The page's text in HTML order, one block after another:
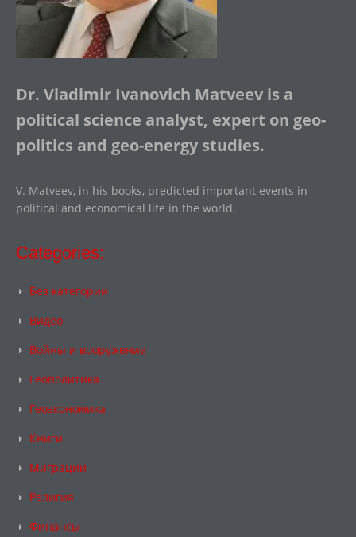
Dr. Vladimir Ivanovich Matveev is a
political science analyst, expert on geo-
politics and geo-energy studies.
V. Matveev, in his books, predicted important events in
political and economical life in the world.
Categories:
Без категории
Видео
Войны и вооружение
Геополитика
Геоэкономика
Книги
Миграции
Религия
Финансы